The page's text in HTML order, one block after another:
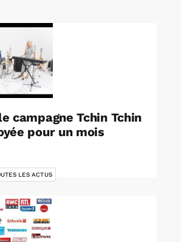
campagne Tchin Tchin
pour un mois
LES ACTUS